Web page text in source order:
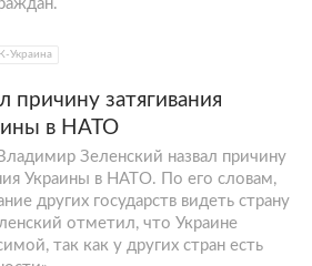
Украина
причину затягивания
в НАТО
Зеленский назвал причину
Украины в НАТО. По его словам,
других государств видеть страну
отметил, что Украине
так как у других стран есть